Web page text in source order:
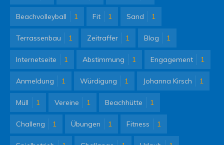
Beachvolleyball 1 Fit 1 Sand 1
Terrassenbau 1 Zeitraffer 1 Blog 1
Internetseite 1 Abstimmung 1 Engagement 1
Anmeldung 1 Würdigung 1 Johanna Kirsch 1
Müll 1 Vereine 1 Beachhütte 1
Challeng 1 Übungen 1 Fitness 1